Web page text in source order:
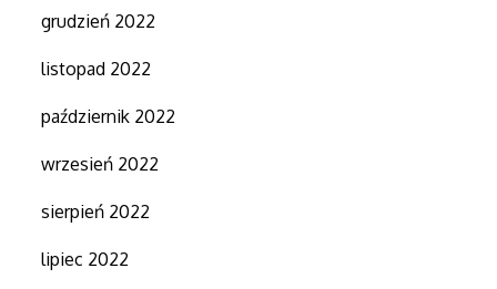
grudzień 2022
listopad 2022
październik 2022
wrzesień 2022
sierpień 2022
lipiec 2022